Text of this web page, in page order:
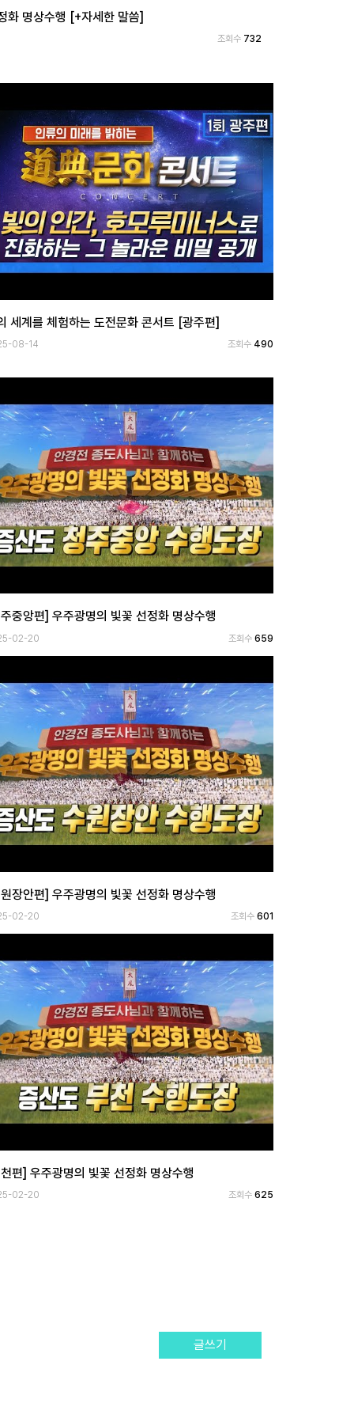
려문명 시대가 열린다
조회수 689
세계를 체험하는 도전문화 콘서트 [광주편]
08-14 조회수 490
중앙편] 우주광명의 빛꽃 선정화 명상수행
02-20 조회수 659
장안편] 우주광명의 빛꽃 선정화 명상수행
02-20 조회수 601
편] 우주광명의 빛꽃 선정화 명상수행
02-20 조회수 625
글쓰기